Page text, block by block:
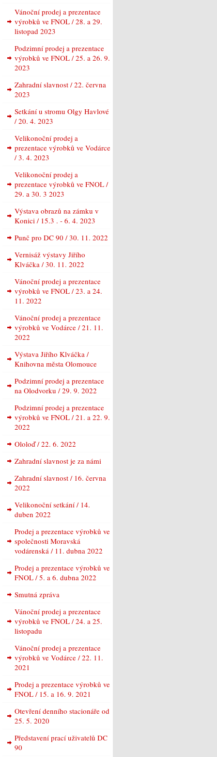
Vánoční prodej a prezentace
výrobků ve FNOL / 28. a 29.
listopad 2023
Podzimní prodej a prezentace
výrobků ve FNOL / 25. a 26. 9.
2023
Zahradní slavnost / 22. června
2023
Setkání u stromu Olgy Havlové
/ 20. 4. 2023
Velikonoční prodej a
prezentace výrobků ve Vodárce
/ 3. 4. 2023
Velikonoční prodej a
prezentace výrobků ve FNOL /
29. a 30. 3 2023
Výstava obrazů na zámku v
Konici / 15.3 . - 6. 4. 2023
Punč pro DC 90 / 30. 11. 2022
Vernisáž výstavy Jiřího
Klváčka / 30. 11. 2022
Vánoční prodej a prezentace
výrobků ve FNOL / 23. a 24.
11. 2022
Vánoční prodej a prezentace
výrobků ve Vodárce / 21. 11.
2022
Výstava Jiřího Klváčka /
Knihovna města Olomouce
Podzimní prodej a prezentace
na Olodvorku / 29. 9. 2022
Podzimní prodej a prezentace
výrobků ve FNOL / 21. a 22. 9.
2022
Ololoď / 22. 6. 2022
Zahradní slavnost je za námi
Zahradní slavnost / 16. června
2022
Velikonoční setkání / 14.
duben 2022
Prodej a prezentace výrobků ve
společnosti Moravská
vodárenská / 11. dubna 2022
Prodej a prezentace výrobků ve
FNOL / 5. a 6. dubna 2022
Smutná zpráva
Vánoční prodej a prezentace
výrobků ve FNOL / 24. a 25.
listopadu
Vánoční prodej a prezentace
výrobků ve Vodárce / 22. 11.
2021
Prodej a prezentace výrobků ve
FNOL / 15. a 16. 9. 2021
Otevření denního stacionáře od
25. 5. 2020
Představení prací uživatelů DC
90